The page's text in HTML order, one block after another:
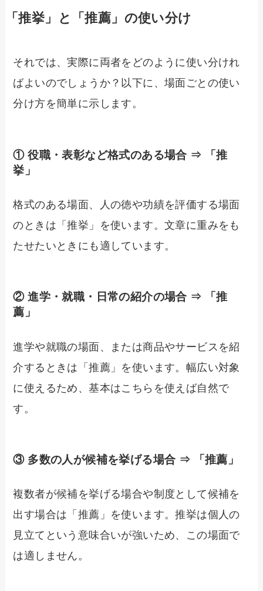
「推挙」と「推薦」の使い分け
それでは、実際に両者をどのように使い分けれ
ばよいのでしょうか？以下に、場面ごとの使い
分け方を簡単に示します。
① 役職・表彰など格式のある場合 ⇒ 「推
挙」
格式のある場面、人の徳や功績を評価する場面
のときは「推挙」を使います。文章に重みをも
たせたいときにも適しています。
② 進学・就職・日常の紹介の場合 ⇒ 「推
薦」
進学や就職の場面、または商品やサービスを紹
介するときは「推薦」を使います。幅広い対象
に使えるため、基本はこちらを使えば自然で
す。
③ 多数の人が候補を挙げる場合 ⇒ 「推薦」
複数者が候補を挙げる場合や制度として候補を
出す場合は「推薦」を使います。推挙は個人の
見立てという意味合いが強いため、この場面で
は適しません。